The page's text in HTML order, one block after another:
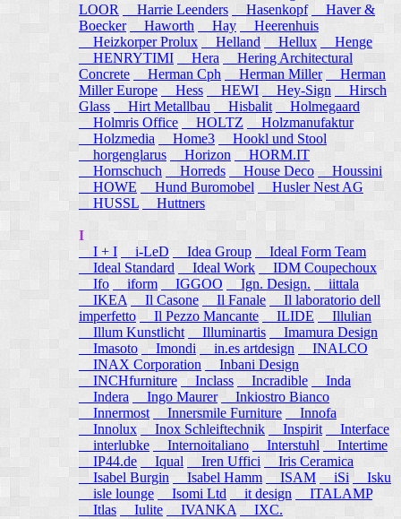
LOOR
Harrie Leenders Hasenkopf
Haver &
Boecker
Haworth Hay
Heerenhuis
Heizkorper Prolux
Helland Hellux
Henge
HENRYTIMI
Hera
Hering Architectural
Concrete
Herman Cph Herman Miller
Herman
Miller Europe
Hess HEWI Hey-Sign
Hirsch
Glass
Hirt Metallbau Hisbalit
Holmegaard
Holmris Office
HOLTZ
Holzmanufaktur
Holzmedia
Home3
Hookl und Stool
horgenglarus
Horizon
HORM.IT
Hornschuch
Horreds House Deco
Houssini
HOWE
Hund Buromobel
Husler Nest AG
HUSSL
Huttners
I
I + I
i-LeD Idea Group
Ideal Form Team
Ideal Standard
Ideal Work
IDM Coupechoux
Ifo
iform IGGOO Ign. Design.
iittala
IKEA
Il Casone Il Fanale
Il laboratorio dell
imperfetto
Il Pezzo Mancante ILIDE
Illulian
Illum Kunstlicht
Illuminartis
Imamura Design
Imasoto
Imondi in.es artdesign
INALCO
INAX Corporation
Inbani Design
INCHfurniture
Inclass Incradible
Inda
Indera
Ingo Maurer
Inkiostro Bianco
Innermost
Innersmile Furniture
Innofa
Innolux
Inox Schleiftechnik Inspirit
Interface
interlubke
Internoitaliano Interstuhl
Intertime
IP44.de
Iqual Iren Uffici
Iris Ceramica
Isabel Burgin
Isabel Hamm ISAM iSi Isku
isle lounge
Isomi Ltd it design
ITALAMP
Itlas
Iulite IVANKA IXC.